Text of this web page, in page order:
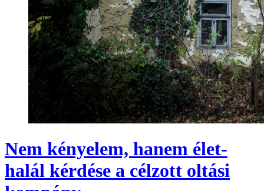
Nem kényelem, hanem élet-
halál kérdése a célzott oltási